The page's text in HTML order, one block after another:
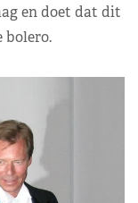
en doet dat dit
bolero.